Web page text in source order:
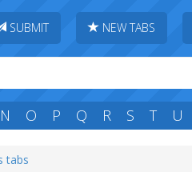
SUBMIT NEW TABS
N O P Q R S T U
tabs